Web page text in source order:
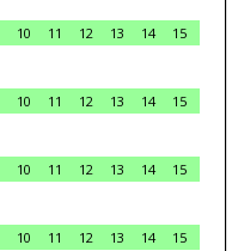
10 11 12 13 14
15
10 11 12 13 14
15
10 11 12 13 14
15
10 11 12 13 14
15